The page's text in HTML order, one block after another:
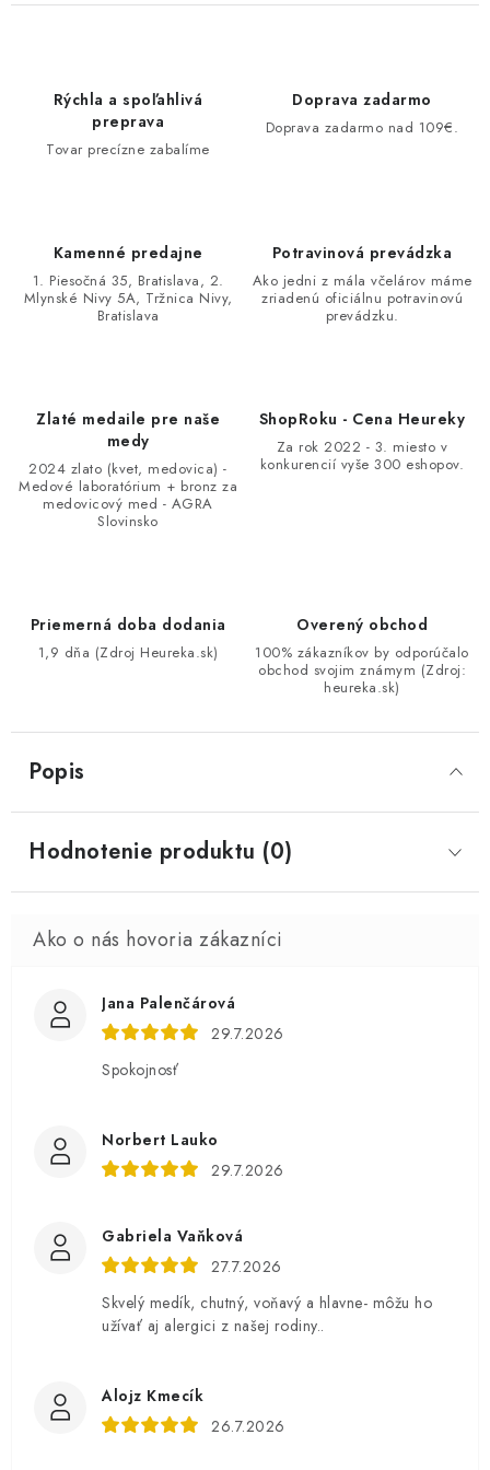
Rýchla a spoľahlivá
preprava
Tovar precízne zabalíme
Doprava zadarmo
Doprava zadarmo nad 109€.
Kamenné predajne
1. Piesočná 35, Bratislava, 2.
Mlynské Nivy 5A, Tržnica Nivy,
Bratislava
Potravinová prevádzka
Ako jedni z mála včelárov máme
zriadenú oficiálnu potravinovú
prevádzku.
Zlaté medaile pre naše
medy
2024 zlato (kvet, medovica) -
Medové laboratórium + bronz za
medovicový med - AGRA
Slovinsko
ShopRoku - Cena Heureky
Za rok 2022 - 3. miesto v
konkurencií vyše 300 eshopov.
Priemerná doba dodania
1,9 dňa (Zdroj Heureka.sk)
Overený obchod
100% zákazníkov by odporúčalo
obchod svojim známym (Zdroj:
heureka.sk)
Popis
Hodnotenie produktu (0)
Jana Palenčárová
29.7.2026
Spokojnosť
Norbert Lauko
29.7.2026
Gabriela Vaňková
27.7.2026
Skvelý medík, chutný, voňavý a hlavne- môžu ho
užívať aj alergici z našej rodiny..
Alojz Kmecík
26.7.2026